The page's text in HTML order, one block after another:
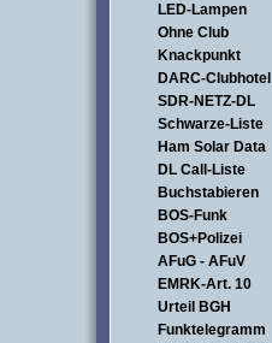
LED-Lampen
Ohne Club
Knackpunkt
DARC-Clubhotel
SDR-NETZ-DL
Schwarze-Liste
Ham Solar Data
DL Call-Liste
Buchstabieren
BOS-Funk
BOS+Polizei
AFuG - AFuV
EMRK-Art. 10
Urteil BGH
Funktelegramm